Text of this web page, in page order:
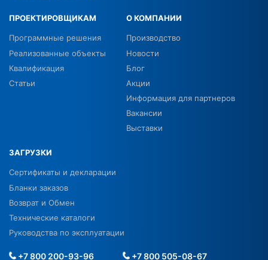
ПРОЕКТИРОВЩИКАМ
Программные решения
Реализованные объекты
Квалификация
Статьи
О КОМПАНИИ
Производство
Новости
Блог
Акции
Информация для партнеров
Вакансии
Выставки
ЗАГРУЗКИ
Сертификаты и декларации
Бланки заказов
Возврат и Обмен
Технические каталоги
Руководства по эксплуатации
+7 800 200-93-96 +7 800 505-08-67